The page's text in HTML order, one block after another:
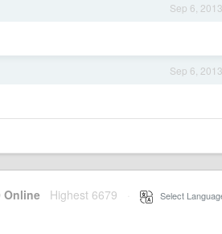
Sep 6, 2013
Sep 6, 2013
Online Highest 6679 Select